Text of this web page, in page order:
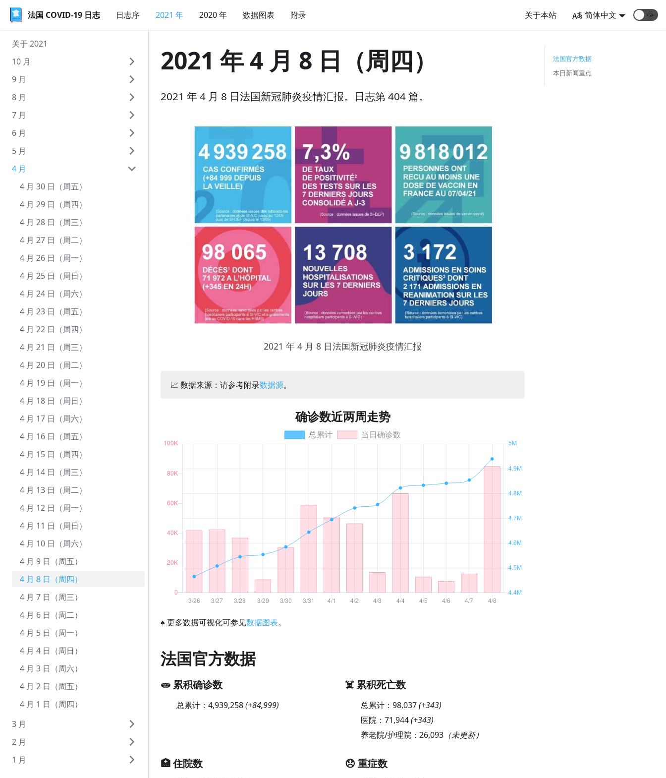
法国 COVID-19 日志 日志序 2021 年 2020 年 数据图表 附录 关于本站 简体中文 🌞
法国 COVID-19 日志
关于 2021
10 月
10 月 9 日（周六）
10 月 8 日（周五）
10 月 7 日（周四）
10 月 6 日（周三）
10 月 5 日（周二）
10 月 4 日（周一）
10 月 3 日（周日）
10 月 2 日（周六）
10 月 1 日（周五）
9 月
9 月 30 日（周四）
9 月 29 日（周三）
9 月 28 日（周二）
9 月 27 日（周一）
9 月 26 日（周日）
9 月 25 日（周六）
9 月 24 日（周五）
9 月 23 日（周四）
9 月 22 日（周三）
9 月 21 日（周二）
9 月 20 日（周一）
9 月 19 日（周日）
9 月 18 日（周六）
9 月 17 日（周五）
9 月 16 日（周四）
9 月 15 日（周三）
9 月 14 日（周二）
9 月 13 日（周一）
9 月 12 日（周日）
9 月 11 日（周六）
9 月 10 日（周五）
9 月 9 日（周四）
9 月 8 日（周三）
9 月 7 日（周二）
9 月 6 日（周一）
9 月 5 日（周日）
9 月 4 日（周六）
9 月 3 日（周五）
9 月 2 日（周四）
9 月 1 日（周三）
8 月
8 月 31 日（周二）
8 月 30 日（周一）
8 月 29 日（周日）
8 月 28 日（周六）
8 月 27 日（周五）
8 月 26 日（周四）
8 月 25 日（周三）
8 月 24 日（周二）
8 月 23 日（周一）
8 月 22 日（周日）
8 月 21 日（周六）
8 月 20 日（周五）
8 月 19 日（周四）
8 月 18 日（周三）
8 月 17 日（周二）
8 月 16 日（周一）
8 月 15 日（周日）
8 月 14 日（周六）
8 月 13 日（周五）
8 月 12 日（周四）
8 月 11 日（周三）
8 月 10 日（周二）
8 月 9 日（周一）
8 月 8 日（周日）
8 月 7 日（周六）
8 月 6 日（周五）
8 月 5 日（周四）
8 月 4 日（周三）
8 月 3 日（周二）
8 月 2 日（周一）
8 月 1 日（周日）
7 月
7 月 31 日（周六）
7 月 30 日（周五）
7 月 29 日（周四）
7 月 28 日（周三）
7 月 27 日（周二）
7 月 26 日（周一）
7 月 25 日（周日）
7 月 24 日（周六）
7 月 23 日（周五）
7 月 22 日（周四）
7 月 21 日（周三）
7 月 20 日（周二）
7 月 19 日（周一）
7 月 18 日（周日）
7 月 17 日（周六）
7 月 16 日（周五）
7 月 15 日（周四）
7 月 14 日（周三）
7 月 13 日（周二）
7 月 12 日（周一）
7 月 11 日（周日）
7 月 10 日（周六）
7 月 9 日（周五）
7 月 8 日（周四）
7 月 7 日（周三）
7 月 6 日（周二）
7 月 5 日（周一）
7 月 4 日（周日）
7 月 3 日（周六）
7 月 2 日（周五）
7 月 1 日（周四）
6 月
6 月 30 日（周三）
6 月 29 日（周二）
6 月 28 日（周一）
6 月 27 日（周日）
6 月 26 日（周六）
6 月 25 日（周五）
6 月 24 日（周四）
6 月 23 日（周三）
6 月 22 日（周二）
6 月 21 日（周一）
6 月 20 日（周日）
6 月 19 日（周六）
6 月 18 日（周五）
6 月 17 日（周四）
6 月 16 日（周三）
6 月 15 日（周二）
6 月 14 日（周一）
6 月 13 日（周日）
6 月 12 日（周六）
6 月 11 日（周五）
6 月 10 日（周四）
6 月 9 日（周三）
6 月 8 日（周二）
6 月 7 日（周一）
6 月 6 日（周日）
6 月 5 日（周六）
6 月 4 日（周五）
6 月 3 日（周四）
6 月 2 日（周三）
6 月 1 日（周二）
5 月
5 月 31 日（周一）
5 月 30 日（周日）
5 月 29 日（周六）
5 月 28 日（周五）
5 月 27 日（周四）
5 月 26 日（周三）
5 月 25 日（周二）
5 月 24 日（周一）
5 月 23 日（周日）
5 月 22 日（周六）
5 月 21 日（周五）
5 月 20 日（周四）
5 月 19 日（周三）
5 月 18 日（周二）
5 月 17 日（周一）
5 月 16 日（周日）
5 月 15 日（周六）
5 月 14 日（周五）
5 月 13 日（周四）
5 月 12 日（周三）
5 月 11 日（周二）
5 月 10 日（周一）
5 月 9 日（周日）
5 月 8 日（周六）
5 月 7 日（周五）
5 月 6 日（周四）
5 月 5 日（周三）
5 月 4 日（周二）
5 月 3 日（周一）
5 月 2 日（周日）
5 月 1 日（周六）
4 月
4 月 30 日（周五）
4 月 29 日（周四）
4 月 28 日（周三）
4 月 27 日（周二）
4 月 26 日（周一）
4 月 25 日（周日）
4 月 24 日（周六）
4 月 23 日（周五）
4 月 22 日（周四）
4 月 21 日（周三）
4 月 20 日（周二）
4 月 19 日（周一）
4 月 18 日（周日）
4 月 17 日（周六）
4 月 16 日（周五）
4 月 15 日（周四）
4 月 14 日（周三）
4 月 13 日（周二）
4 月 12 日（周一）
4 月 11 日（周日）
4 月 10 日（周六）
4 月 9 日（周五）
4 月 8 日（周四）
4 月 7 日（周三）
4 月 6 日（周二）
4 月 5 日（周一）
4 月 4 日（周日）
4 月 3 日（周六）
4 月 2 日（周五）
4 月 1 日（周四）
3 月
3 月 31 日（周三）
3 月 30 日（周二）
2 月
2 月 28 日（周日）
1 月
2021 年 4 月 8 日（周四）
2021 年 4 月 8 日法国新冠肺炎疫情汇报。日志第 404 篇。
2021 年 4 月 8 日法国新冠肺炎疫情汇报
📈 数据来源：请参考附录数据源。
确诊数近两周走势
♠ 更多数据可视化可参见数据图表。
法国官方数据
🧫 累积确诊数
总累计： 4,939,258(+84,999)
☠️ 累积死亡数
总累计： 98,037(+343)
医院： 71,944(+343)
养老院/护理院： 26,093（未更新）
🏥 住院数 😞 重症数
法国官方数据
本日新闻重点